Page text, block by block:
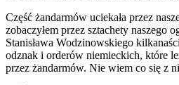
Część żandarmów uciekała przez
zobaczyłem przez sztachety naszego
Stanisława Wodzinowskiego
odznak i orderów niemieckich, które
przez żandarmów. Nie wiem co się z